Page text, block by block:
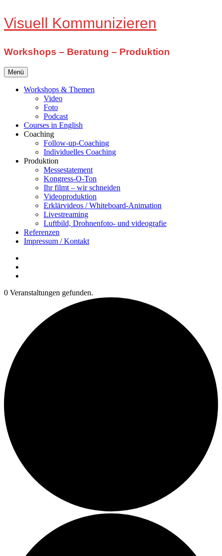
Zum
Inhalt
Visuell Kommunizieren
Workshops – Beratung – Produktion
Menü
Workshops & Themen
Video
Foto
Podcast
Courses in English
Coaching
Follow-up-Coaching
Individuelles Coaching
Produktion
Messestatement
Kongress-O-Ton
Ihr filmt – wir schneiden
Videoproduktion
Erklärvideos / Whiteboard-Animation
Livestreaming
Luftbild, Drohnenfoto- und videografie
Referenzen
Impressum / Kontakt
0 Veranstaltungen gefunden.